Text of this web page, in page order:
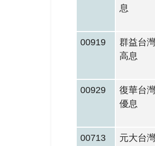
息
00919
群益台
高息
00929
復華台
優息
00713
元大台